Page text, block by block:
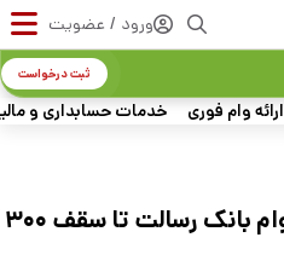
ورود / عضویت
ارائه وام فوری خدمات حسابداری و
ثبت درخواست
ثبت نام و واگذاری امتیاز وام بانک رسالت تا سقف ۳۰۰